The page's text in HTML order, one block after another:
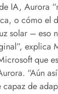
IA, Aurora
o cómo el
solar – eso
explica
que
“Aún
de